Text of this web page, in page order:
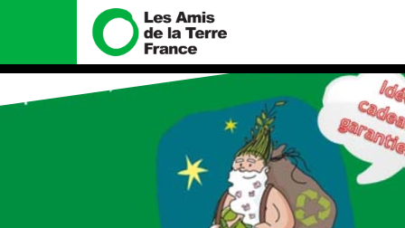
Nous connaître Nos
Total, rendez-
tribunal
Gaz « naturel »,
enfumage